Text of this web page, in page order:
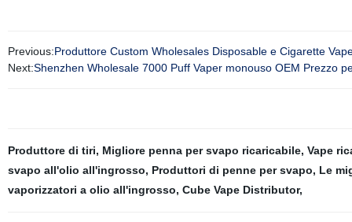
Previous:Produttore Custom Wholesales Disposable e Cigarette
Next:Shenzhen Wholesale 7000 Puff Vaper monouso OEM Prezzo
Produttore di tiri, Migliore penna per svapo ricaricabile, Vape
svapo all'olio all'ingrosso, Produttori di penne per svapo, Le
vaporizzatori a olio all'ingrosso, Cube Vape Distributor,